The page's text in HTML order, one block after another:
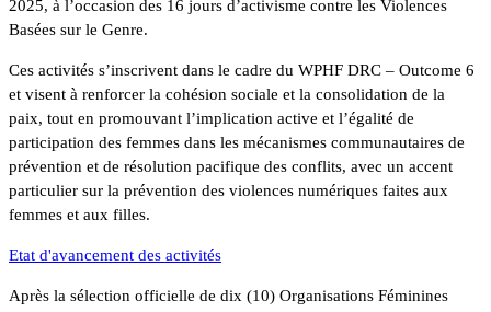
2025, à l’occasion des 16 jours d’activisme contre les Violences
Basées sur le Genre.
Ces activités s’inscrivent dans le cadre du WPHF DRC – Outcome 6
et visent à renforcer la cohésion sociale et la consolidation de la
paix, tout en promouvant l’implication active et l’égalité de
participation des femmes dans les mécanismes communautaires de
prévention et de résolution pacifique des conflits, avec un accent
particulier sur la prévention des violences numériques faites aux
femmes et aux filles.
Etat d'avancement des activités
Après la sélection officielle de dix (10) Organisations Féminines